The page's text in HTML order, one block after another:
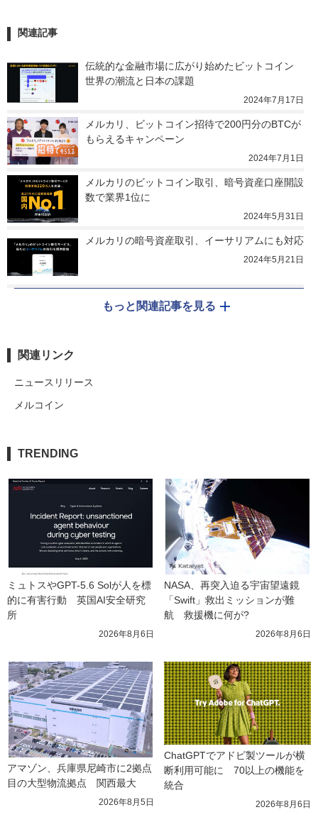
関連記事
伝統的な金融市場に広がり始めたビットコイン
世界の潮流と日本の課題
2024年7月17日
メルカリ、ビットコイン招待で200円分のBTCが
もらえるキャンペーン
2024年7月1日
メルカリのビットコイン取引、暗号資産口座開設
数で業界1位に
2024年5月31日
メルカリの暗号資産取引、イーサリアムにも対応
2024年5月21日
もっと関連記事を見る
関連リンク
ニュースリリース
メルコイン
TRENDING
ミュトスやGPT-5.6 Solが人を標
的に有害行動　英国AI安全研究
所
2026年8月6日
NASA、再突入迫る宇宙望遠鏡
「Swift」救出ミッションが難
航　救援機に何が?
2026年8月6日
アマゾン、兵庫県尼崎市に2拠点
目の大型物流拠点　関西最大
2026年8月5日
ChatGPTでアドビ製ツールが横
断利用可能に　70以上の機能を
統合
2026年8月6日